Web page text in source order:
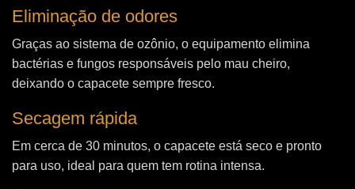
Eliminação de odores
Graças ao sistema de ozônio, o equipamento elimina
bactérias e fungos responsáveis pelo mau cheiro,
deixando o capacete sempre fresco.
Secagem rápida
Em cerca de 30 minutos, o capacete está seco e pronto
para uso, ideal para quem tem rotina intensa.